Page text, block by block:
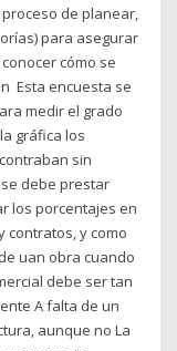
proceso de planear,
para asegurar
cómo se
Esta encuesta se
medir el grado
gráfica los
sin
debe prestar
los porcentajes en
contratos, y como
uan obra cuando
debe ser tan
A falta de un
aunque no La